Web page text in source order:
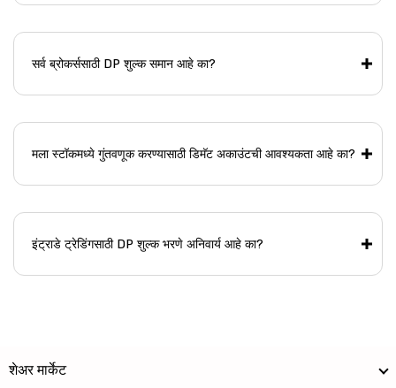
सर्व ब्रोकर्ससाठी DP शुल्क समान आहे का?
मला स्टॉकमध्ये गुंतवणूक करण्यासाठी डिमॅट अकाउंटची आवश्यकता आहे का?
इंट्राडे ट्रेडिंगसाठी DP शुल्क भरणे अनिवार्य आहे का?
शेअर मार्केट